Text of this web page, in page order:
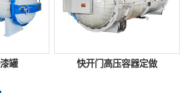
罐 快开门高压容器定做